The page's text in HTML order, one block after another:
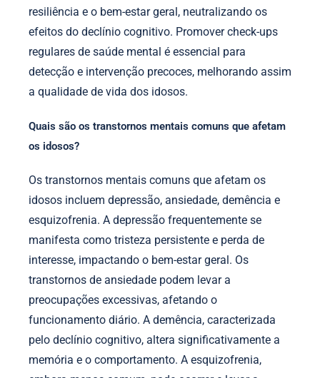
resiliência e o bem-estar geral, neutralizando os
efeitos do declínio cognitivo. Promover check-ups
regulares de saúde mental é essencial para
detecção e intervenção precoces, melhorando assim
a qualidade de vida dos idosos.
Quais são os transtornos mentais comuns que afetam
os idosos?
Os transtornos mentais comuns que afetam os
idosos incluem depressão, ansiedade, demência e
esquizofrenia. A depressão frequentemente se
manifesta como tristeza persistente e perda de
interesse, impactando o bem-estar geral. Os
transtornos de ansiedade podem levar a
preocupações excessivas, afetando o
funcionamento diário. A demência, caracterizada
pelo declínio cognitivo, altera significativamente a
memória e o comportamento. A esquizofrenia,